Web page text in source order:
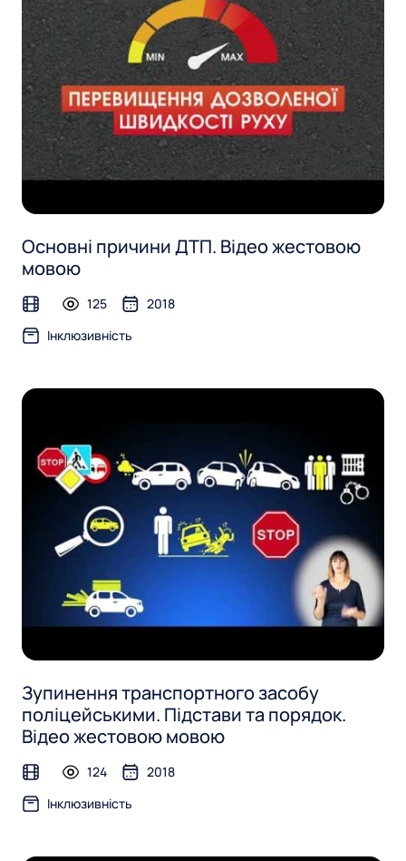
Основні причини ДТП. Відео жестовою
мовою
video 125
2018
Інклюзивність
Зупинення транспортного засобу
поліцейськими. Підстави та порядок.
Відео жестовою мовою
video 124
2018
Інклюзивність